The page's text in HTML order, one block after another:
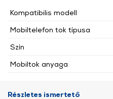
Kompatibilis modell
Mobiltelefon tok típusa
Szín
Mobiltok anyaga
Részletes ismertető